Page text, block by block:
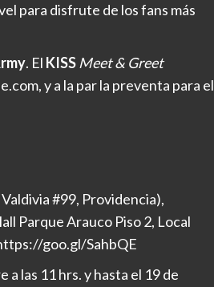
para disfrute de los fans más
. El KISSMeet & Greet
y a la par la preventa para el
#99, Providencia),
Parque Arauco Piso 2, Local
goo.gl/SahbQE
las 11 hrs. y hasta el 19 de